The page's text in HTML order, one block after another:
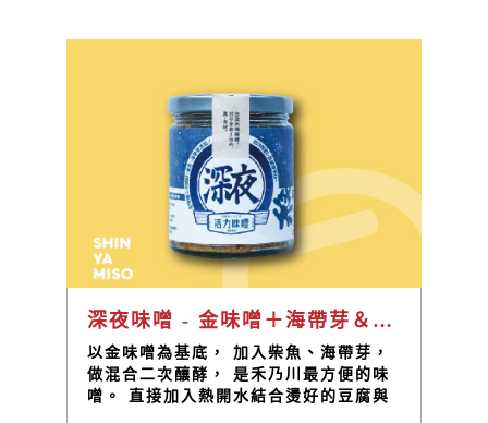
深夜味噌 - 金味噌＋海帶芽＆柴魚片二次釀酵
以金味噌為基底， 加入柴魚、海帶芽，
做混合二次釀酵， 是禾乃川最方便的味
噌。 直接加入熱開水結合燙好的豆腐與